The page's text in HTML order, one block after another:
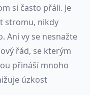
si často přáli. Je
stromu, nikdy
Ani vy se nesnažte
řád, se kterým
přináší mnoho
úzkost